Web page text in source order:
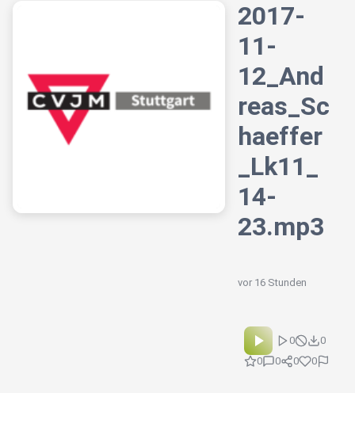
2017-
11-
12_And
reas_Sc
haeffer
_Lk11_
14-
23.mp3
vor 16 Stunden
0
0
0
0 0 0